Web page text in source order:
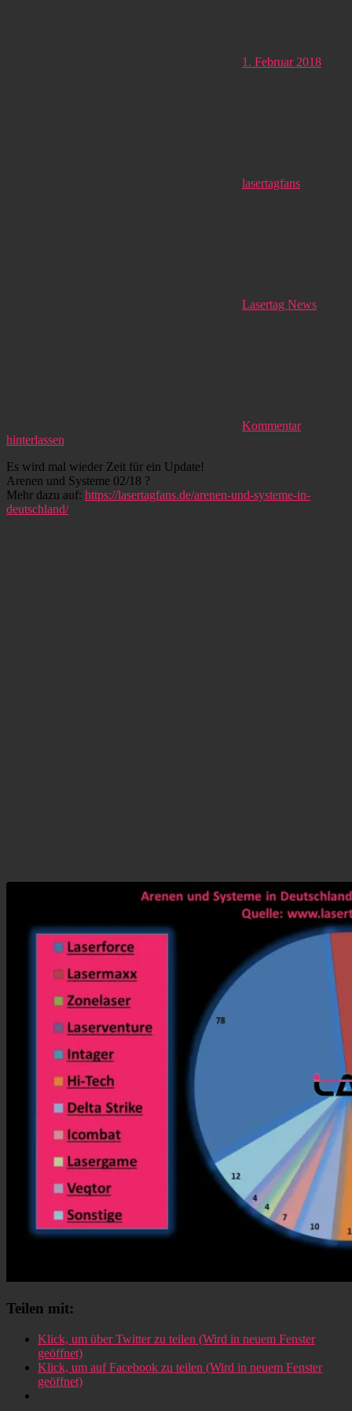
1. Februar 2018
lasertagfans
Lasertag News
Kommentar
hinterlassen
Es wird mal wieder Zeit für ein Update!
Arenen und Systeme 02/18 ?
Mehr dazu auf: https://lasertagfans.de/arenen-und-systeme-in-
deutschland/
Teilen mit:
Klick, um über Twitter zu teilen (Wird in neuem Fenster
geöffnet)
Klick, um auf Facebook zu teilen (Wird in neuem Fenster
geöffnet)